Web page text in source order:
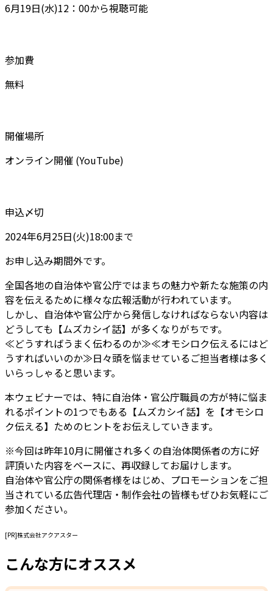
6月19日(水)12：00から視聴可能
参加費
無料
開催場所
オンライン開催 (YouTube)
申込〆切
2024年6月25日(火)18:00まで
お申し込み期間外です。
全国各地の自治体や官公庁ではまちの魅力や新たな施策の内
容を伝えるために様々な広報活動が行われています。
しかし、自治体や官公庁から発信しなければならない内容は
どうしても【ムズカシイ話】が多くなりがちです。
≪どうすればうまく伝わるのか≫≪オモシロク伝えるにはど
うすればいいのか≫日々頭を悩ませているご担当者様は多く
いらっしゃると思います。
本ウェビナーでは、特に自治体・官公庁職員の方が特に悩ま
れるポイントの1つでもある【ムズカシイ話】を【オモシロ
ク伝える】ためのヒントをお伝えしていきます。
※今回は昨年10月に開催され多くの自治体関係者の方に好
評頂いた内容をベースに、再収録してお届けします。
自治体や官公庁の関係者様をはじめ、プロモーションをご担
当されている広告代理店・制作会社の皆様もぜひお気軽にご
参加ください。
[PR]株式会社アクアスター
こんな方にオススメ